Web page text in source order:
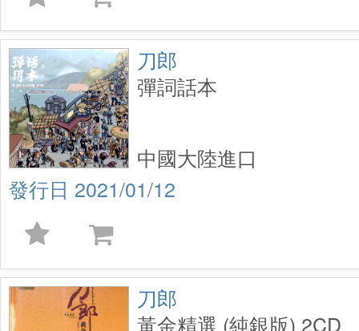
刀郎
彈詞話本
2021/01/12
中國大陸進口
刀郎
黃金精選 (純銀版) 2CD